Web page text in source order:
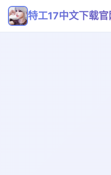
特工17中文下载